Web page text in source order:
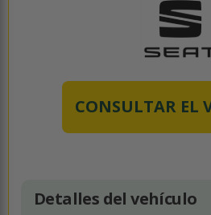
CONSULTAR EL
Detalles del vehículo